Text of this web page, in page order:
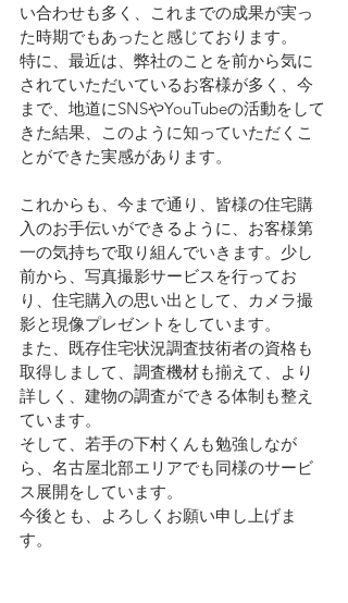
い合わせも多く、これまでの成果が実っ
た時期でもあったと感じております。
特に、最近は、弊社のことを前から気に
されていただいているお客様が多く、今
まで、地道にSNSやYouTubeの活動をして
きた結果、このように知っていただくこ
とができた実感があります。
これからも、今まで通り、皆様の住宅購
入のお手伝いができるように、お客様第
一の気持ちで取り組んでいきます。少し
前から、写真撮影サービスを行ってお
り、住宅購入の思い出として、カメラ撮
影と現像プレゼントをしています。
また、既存住宅状況調査技術者の資格も
取得しまして、調査機材も揃えて、より
詳しく、建物の調査ができる体制も整え
ています。
そして、若手の下村くんも勉強しなが
ら、名古屋北部エリアでも同様のサービ
ス展開をしています。
今後とも、よろしくお願い申し上げま
す。